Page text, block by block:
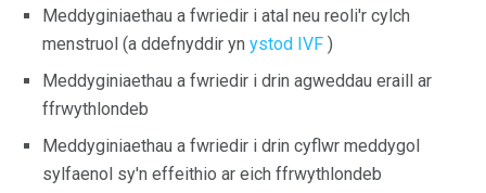
Meddyginiaethau a fwriedir i atal neu reoli'r cylch
menstruol (a ddefnyddir yn ystod IVF )
Meddyginiaethau a fwriedir i drin agweddau eraill ar
ffrwythlondeb
Meddyginiaethau a fwriedir i drin cyflwr meddygol
sylfaenol sy'n effeithio ar eich ffrwythlondeb